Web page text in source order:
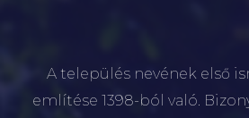
A település nevének első
említése 1398-ból való.